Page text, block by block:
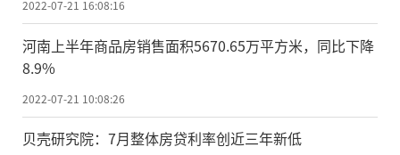
2022-07-21 16:08:16
河南上半年商品房销售面积5670.65万平方米，同比下降
8.9%
2022-07-21 10:08:26
贝壳研究院：7月整体房贷利率创近三年新低